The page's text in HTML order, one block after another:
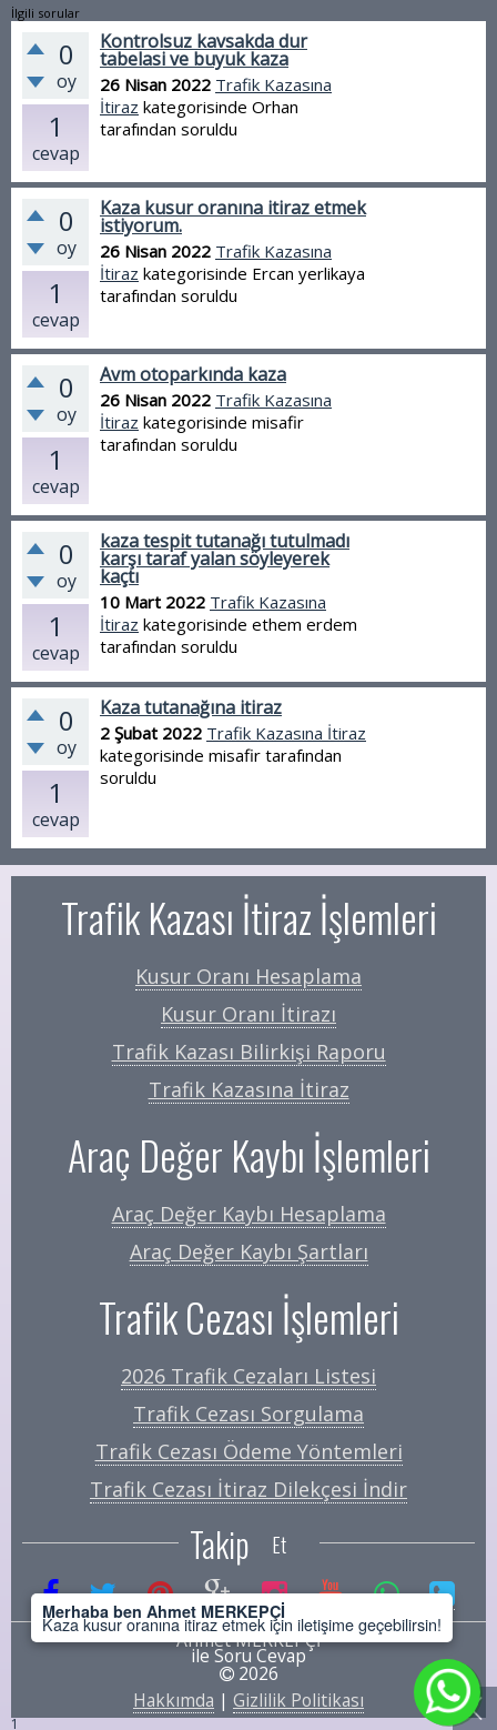
İlgili sorular
0
oy
1
cevap
Kontrolsuz kavsakda dur
tabelasi ve buyuk kaza
26 Nisan 2022 Trafik Kazasına
İtiraz kategorisinde Orhan
tarafından soruldu
0
oy
1
cevap
Kaza kusur oranına itiraz etmek
istiyorum.
26 Nisan 2022 Trafik Kazasına
İtiraz kategorisinde Ercan yerlikaya
tarafından soruldu
0
oy
1
cevap
Avm otoparkında kaza
26 Nisan 2022 Trafik Kazasına
İtiraz kategorisinde misafir
tarafından soruldu
0
oy
1
cevap
kaza tespit tutanağı tutulmadı
karşı taraf yalan söyleyerek
kaçtı
10 Mart 2022 Trafik Kazasına
İtiraz kategorisinde ethem erdem
tarafından soruldu
0
oy
1
cevap
Kaza tutanağına itiraz
2 Şubat 2022 Trafik Kazasına İtiraz
kategorisinde misafir tarafından
soruldu
Merhaba ben Ahmet MERKEPÇİ
Kaza kusur oranına itiraz etmek için iletişime geçebilirsin!
Trafik Kazası İtiraz İşlemleri
Kusur Oranı Hesaplama
Kusur Oranı İtirazı
Trafik Kazası Bilirkişi Raporu
Trafik Kazasına İtiraz
Araç Değer Kaybı İşlemleri
Araç Değer Kaybı Hesaplama
Araç Değer Kaybı Şartları
Trafik Cezası İşlemleri
2026 Trafik Cezaları Listesi
Trafik Cezası Sorgulama
Trafik Cezası Ödeme Yöntemleri
Trafik Cezası İtiraz Dilekçesi İndir
Takip Et
Ahmet MERKEPÇİ
ile Soru Cevap
2026
Hakkımda | Gizlilik Politikası
1